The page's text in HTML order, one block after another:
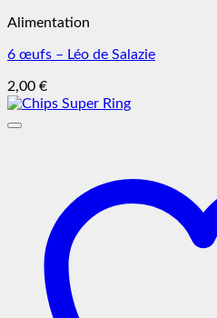
Alimentation
6 œufs – Léo de Salazie
2,00 €